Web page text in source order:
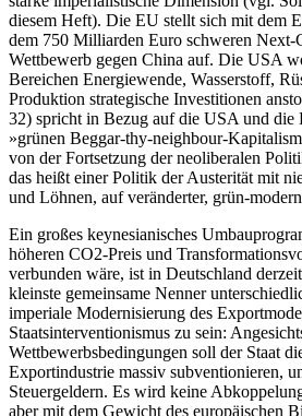
diesem Heft). Die EU stellt sich mit dem
dem 750 Milliarden Euro schweren Next-
Wettbewerb gegen China auf. Die USA
Bereichen Energiewende, Wasserstoff,
Produktion strategische Investitionen
32) spricht in Bezug auf die USA und die
»grünen Beggar-thy-neighbour-
von der Fortsetzung der neoliberalen
das heißt einer Politik der Austerität mit
und Löhnen, auf veränderter, grün-
Ein großes keynesianisches
höheren CO2-Preis und
verbunden wäre, ist in Deutschland
kleinste gemeinsame Nenner
imperiale Modernisierung des
Staatsinterventionismus zu sein:
Wettbewerbsbedingungen soll der Staat
Exportindustrie massiv subventionieren,
Steuergeldern. Es wird keine
aber mit dem Gewicht des europäischen